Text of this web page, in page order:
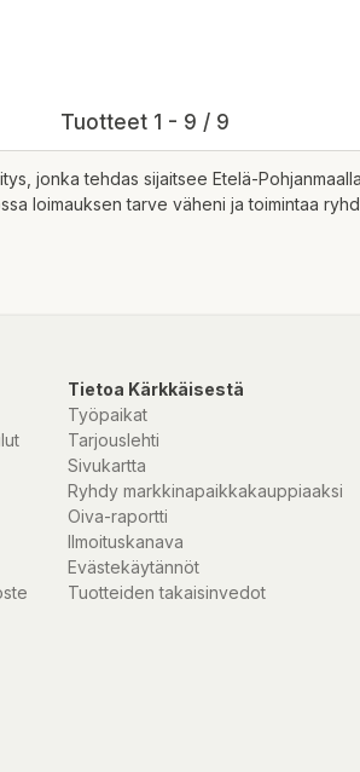
Tuotteet 1 - 9 / 9
jonka tehdas sijaitsee Etelä-
loimauksen tarve väheni ja toimintaa
Tietoa Kärkkäisestä
Työpaikat
Tarjouslehti
Sivukartta
Ryhdy markkinapaikkakauppiaaksi
Oiva-raportti
Ilmoituskanava
Evästekäytännöt
Tuotteiden takaisinvedot